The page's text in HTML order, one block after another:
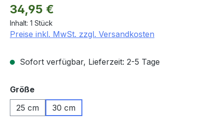
Regulärer Preis:
34,95 €
Inhalt: 1 Stück
Preise inkl. MwSt. zzgl. Versandkosten
Sofort verfügbar, Lieferzeit: 2-5 Tage
Größeauswählen
25 cm
30 cm